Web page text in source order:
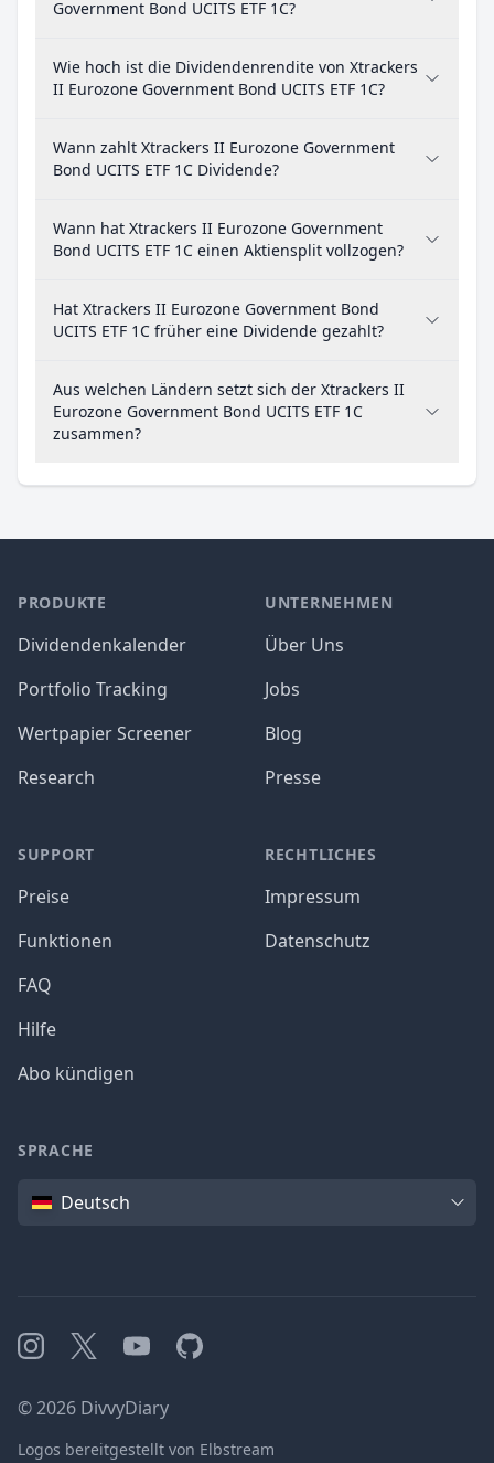
Government Bond UCITS ETF 1C?
Wie hoch ist die Dividendenrendite von Xtrackers
II Eurozone Government Bond UCITS ETF 1C?
Wann zahlt Xtrackers II Eurozone Government
Bond UCITS ETF 1C Dividende?
Wann hat Xtrackers II Eurozone Government
Bond UCITS ETF 1C einen Aktiensplit vollzogen?
Hat Xtrackers II Eurozone Government Bond
UCITS ETF 1C früher eine Dividende gezahlt?
Aus welchen Ländern setzt sich der Xtrackers II
Eurozone Government Bond UCITS ETF 1C
zusammen?
PRODUKTE
Dividendenkalender
Portfolio Tracking
Wertpapier Screener
Research
SUPPORT
Preise
Funktionen
FAQ
Hilfe
Abo kündigen
UNTERNEHMEN
Über Uns
Jobs
Blog
Presse
RECHTLICHES
Impressum
Datenschutz
SPRACHE
SpracheDeutsch
Instagram
X YouTubeGitHub
©2026 DivvyDiary
Logos bereitgestellt von Elbstream